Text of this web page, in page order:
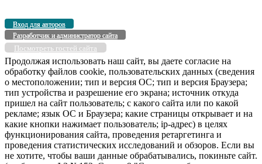
Вход для авторов
Разработчик и администратор сайта
Посмотреть гостей сайта
Продолжая использовать наш сайт, вы даете согласие на
обработку файлов cookie, пользовательских данных (сведения
о местоположении; тип и версия ОС; тип и версия Браузера;
тип устройства и разрешение его экрана; источник откуда
пришел на сайт пользователь; с какого сайта или по какой
рекламе; язык ОС и Браузера; какие страницы открывает и на
какие кнопки нажимает пользователь; ip-адрес) в целях
функционирования сайта, проведения ретаргетинга и
проведения статистических исследований и обзоров. Если вы
не хотите, чтобы ваши данные обрабатывались, покиньте сайт.